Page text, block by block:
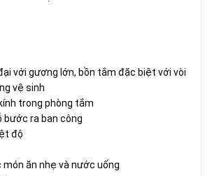
với gương lớn, bồn tắm đặc biệt với vòi
vệ sinh
trong phòng tắm
bước ra ban công
độ
món ăn nhẹ và nước uống